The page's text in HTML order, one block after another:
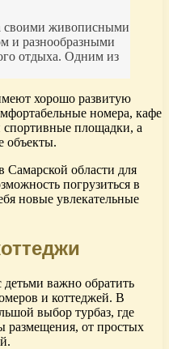
своими живописными
и разнообразными
отдыха. Одним из
хорошо развитую
номера, кафе
спортивные площадки, а
объекты.
Самарской области для
погрузиться в
новые увлекательные
важно обратить
и коттеджей. В
выбор турбаз, где
размещения, от простых